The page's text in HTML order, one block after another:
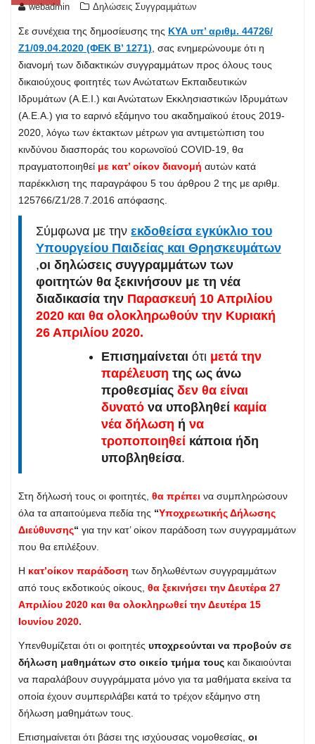
webadmin Δηλώσεις Συγγραμμάτων
Σε συνέχεια της δημοσίευσης της ΚΥΑ υπ’ αριθμ. 44726/
Ζ1/09.04.2020 (ΦΕΚ Β’ 1271) , σας ενημερώνουμε ότι η
διανομή των διδακτικών συγγραμμάτων προς όλους τους
δικαιούχους φοιτητές των Ανώτατων Εκπαιδευτικών
Ιδρυμάτων (Α.Ε.Ι.) και Ανώτατων Εκκλησιαστικών Ιδρυμάτων
(Α.Ε.Α.) για το εαρινό εξάμηνο του ακαδημαϊκού έτους 2019-
2020, λόγω των έκτακτων μέτρων για αντιμετώπιση του
κινδύνου διασποράς του κορωνοϊού COVID-19, θα
πραγματοποιηθεί με κατ’ οίκον διανομή αυτών κατά
παρέκκλιση της παραγράφου 5 του άρθρου 2 της με αριθμ.
125766/Ζ1/28.7.2016 απόφασης.
Σύμφωνα με την εκδοθείσα εγκύκλιο του
Υπουργείου Παιδείας και Θρησκευμάτων
,οι δηλώσεις συγγραμμάτων των
φοιτητών θα ξεκινήσουν με τη νέα
διαδικασία την Παρασκευή 10 Απριλίου
2020 και θα ολοκληρωθούν την Κυριακή
26 Απριλίου 2020.
Επισημαίνεται ότι μετά την
παρέλευση της ως άνω
προθεσμίας δεν θα είναι
δυνατόνα υποβληθεί καμία
νέα δήλωση ή να
τροποποιηθείκάποια ήδη
υποβληθείσα.
Στη δήλωσή τους οι φοιτητές, θα πρέπει να συμπληρώσουν
όλα τα απαιτούμενα πεδία της “Υποχρεωτικής Δήλωσης
Διεύθυνσης“ για την κατ’ οίκον παράδοση των συγγραμμάτων
που θα επιλέξουν.
Η κατ’οίκον παράδοση των δηλωθέντων συγγραμμάτων
από τους εκδοτικούς οίκους, θα ξεκινήσει την Δευτέρα 27
Απριλίου 2020 και θα ολοκληρωθεί την Δευτέρα 15
Ιουνίου 2020.
Υπενθυμίζεται ότι οι φοιτητές υποχρεούνται να προβούν σε
δήλωση μαθημάτων στο οικείο τμήμα τους και δικαιούνται
να παραλάβουν συγγράμματα μόνο για τα μαθήματα εκείνα τα
οποία έχουν συμπεριλάβει κατά το τρέχον εξάμηνο στη
δήλωση μαθημάτων τους.
Επισημαίνεται ότι βάσει της ισχύουσας νομοθεσίας, οι